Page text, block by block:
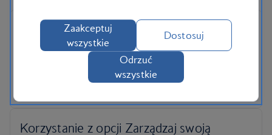
Zaakceptuj
wszystkie
Dostosuj
Odrzuć
wszystkie